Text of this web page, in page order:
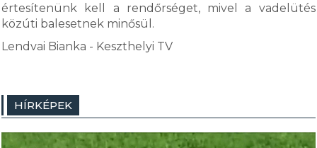
értesítenünk kell a rendőrséget, mivel a vadelütés
közúti balesetnek minősül.
Lendvai Bianka - Keszthelyi TV
HÍRKÉPEK